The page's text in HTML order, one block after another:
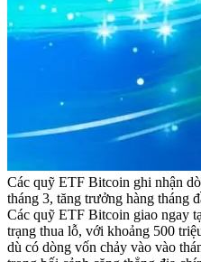
Các quỹ ETF Bitcoin ghi nhận
tháng 3, tăng trưởng hàng tháng
Các quỹ ETF Bitcoin giao ngay
trạng thua lỗ, với khoảng 500
dù có dòng vốn chảy vào vào